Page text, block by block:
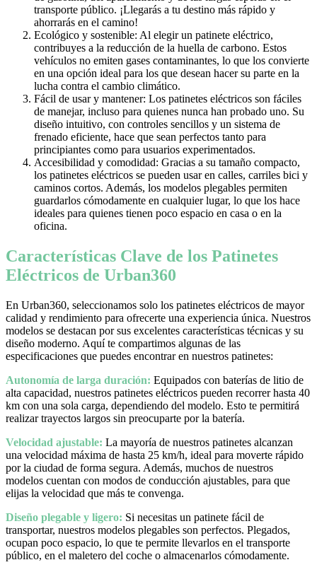
transporte público. ¡Llegarás a tu destino más rápido y
ahorrarás en el camino!
Ecológico y sostenible: Al elegir un patinete eléctrico,
contribuyes a la reducción de la huella de carbono. Estos
vehículos no emiten gases contaminantes, lo que los convierte
en una opción ideal para los que desean hacer su parte en la
lucha contra el cambio climático.
Fácil de usar y mantener: Los patinetes eléctricos son fáciles
de manejar, incluso para quienes nunca han probado uno. Su
diseño intuitivo, con controles sencillos y un sistema de
frenado eficiente, hace que sean perfectos tanto para
principiantes como para usuarios experimentados.
Accesibilidad y comodidad: Gracias a su tamaño compacto,
los patinetes eléctricos se pueden usar en calles, carriles bici y
caminos cortos. Además, los modelos plegables permiten
guardarlos cómodamente en cualquier lugar, lo que los hace
ideales para quienes tienen poco espacio en casa o en la
oficina.
Características Clave de los Patinetes
Eléctricos de Urban360
En Urban360, seleccionamos solo los patinetes eléctricos de mayor
calidad y rendimiento para ofrecerte una experiencia única. Nuestros
modelos se destacan por sus excelentes características técnicas y su
diseño moderno. Aquí te compartimos algunas de las
especificaciones que puedes encontrar en nuestros patinetes:
Autonomía de larga duración: Equipados con baterías de litio de
alta capacidad, nuestros patinetes eléctricos pueden recorrer hasta 40
km con una sola carga, dependiendo del modelo. Esto te permitirá
realizar trayectos largos sin preocuparte por la batería.
Velocidad ajustable: La mayoría de nuestros patinetes alcanzan
una velocidad máxima de hasta 25 km/h, ideal para moverte rápido
por la ciudad de forma segura. Además, muchos de nuestros
modelos cuentan con modos de conducción ajustables, para que
elijas la velocidad que más te convenga.
Diseño plegable y ligero: Si necesitas un patinete fácil de
transportar, nuestros modelos plegables son perfectos. Plegados,
ocupan poco espacio, lo que te permite llevarlos en el transporte
público, en el maletero del coche o almacenarlos cómodamente.